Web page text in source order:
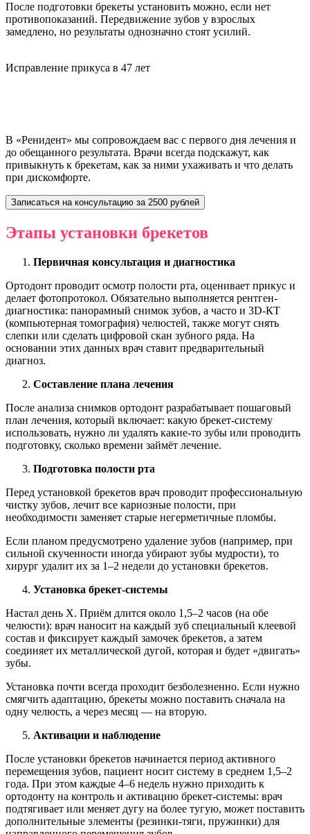
После подготовки брекеты установить можно, если нет
противопоказаний. Передвижение зубов у взрослых
замедлено, но результаты однозначно стоят усилий.
Исправление прикуса в 47 лет
В «Ренидент» мы сопровождаем вас с первого дня лечения и
до обещанного результата. Врачи всегда подскажут, как
привыкнуть к брекетам, как за ними ухаживать и что делать
при дискомфорте.
Записаться на консультацию за 2500 рублей
Этапы установки брекетов
Первичная консультация и диагностика
Ортодонт проводит осмотр полости рта, оценивает прикус и
делает фотопротокол. Обязательно выполняется рентген-
диагностика: панорамный снимок зубов, а часто и 3D-КТ
(компьютерная томография) челюстей, также могут снять
слепки или сделать цифровой скан зубного ряда. На
основании этих данных врач ставит предварительный
диагноз.
Составление плана лечения
После анализа снимков ортодонт разрабатывает пошаговый
план лечения, который включает: какую брекет-систему
использовать, нужно ли удалять какие-то зубы или проводить
подготовку, сколько времени займёт лечение.
Подготовка полости рта
Перед установкой брекетов врач проводит профессиональную
чистку зубов, лечит все кариозные полости, при
необходимости заменяет старые негерметичные пломбы.
Если планом предусмотрено удаление зубов (например, при
сильной скученности иногда убирают зубы мудрости), то
хирург удалит их за 1–2 недели до установки брекетов.
Установка брекет-системы
Настал день Х. Приём длится около 1,5–2 часов (на обе
челюсти): врач наносит на каждый зуб специальный клеевой
состав и фиксирует каждый замочек брекетов, а затем
соединяет их металлической дугой, которая и будет «двигать»
зубы.
Установка почти всегда проходит безболезненно. Если нужно
смягчить адаптацию, брекеты можно поставить сначала на
одну челюсть, а через месяц — на вторую.
Активации и наблюдение
После установки брекетов начинается период активного
перемещения зубов, пациент носит систему в среднем 1,5–2
года. При этом каждые 4–6 недель нужно приходить к
ортодонту на контроль и активацию брекет-системы: врач
подтягивает или меняет дугу на более тугую, может поставить
дополнительные элементы (резинки-тяги, пружинки) для